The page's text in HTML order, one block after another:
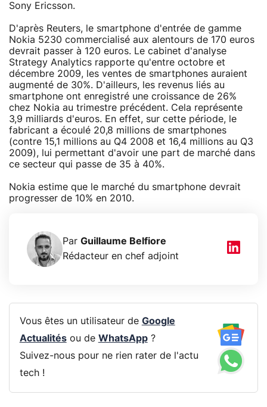
Sony Ericsson.
D'après Reuters, le smartphone d'entrée de gamme
Nokia 5230 commercialisé aux alentours de 170 euros
devrait passer à 120 euros. Le cabinet d'analyse
Strategy Analytics rapporte qu'entre octobre et
décembre 2009, les ventes de smartphones auraient
augmenté de 30%. D'ailleurs, les revenus liés au
smartphone ont enregistré une croissance de 26%
chez Nokia au trimestre précédent. Cela représente
3,9 milliards d'euros. En effet, sur cette période, le
fabricant a écoulé 20,8 millions de smartphones
(contre 15,1 millions au Q4 2008 et 16,4 millions au Q3
2009), lui permettant d'avoir une part de marché dans
ce secteur qui passe de 35 à 40%.
Nokia estime que le marché du smartphone devrait
progresser de 10% en 2010.
Par Guillaume Belfiore
Rédacteur en chef adjoint
Vous êtes un utilisateur de Google
Actualitésou de WhatsApp?
Suivez-nous pour ne rien rater de l'actu
tech !